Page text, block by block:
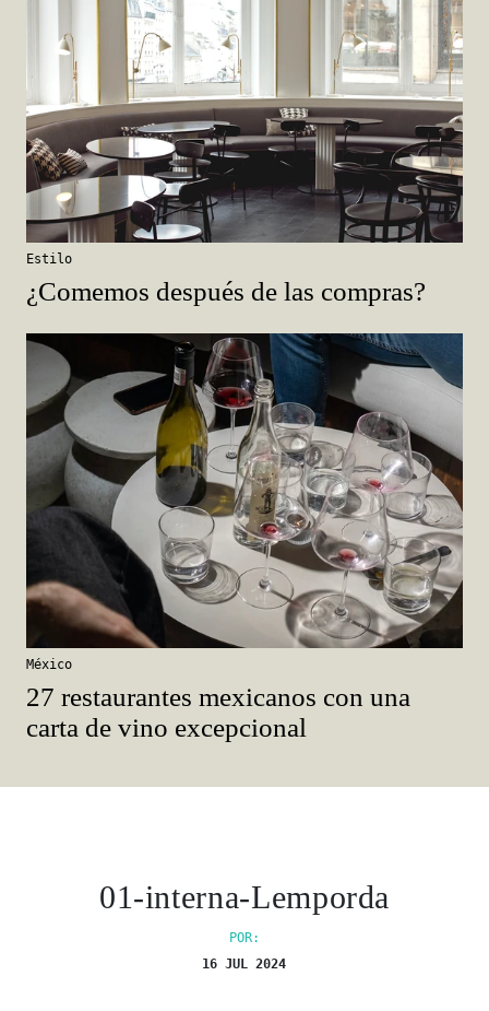
Estilo
¿Comemos después de las compras?
México
27 restaurantes mexicanos con una
carta de vino excepcional
01-interna-Lemporda
POR:
16 JUL 2024